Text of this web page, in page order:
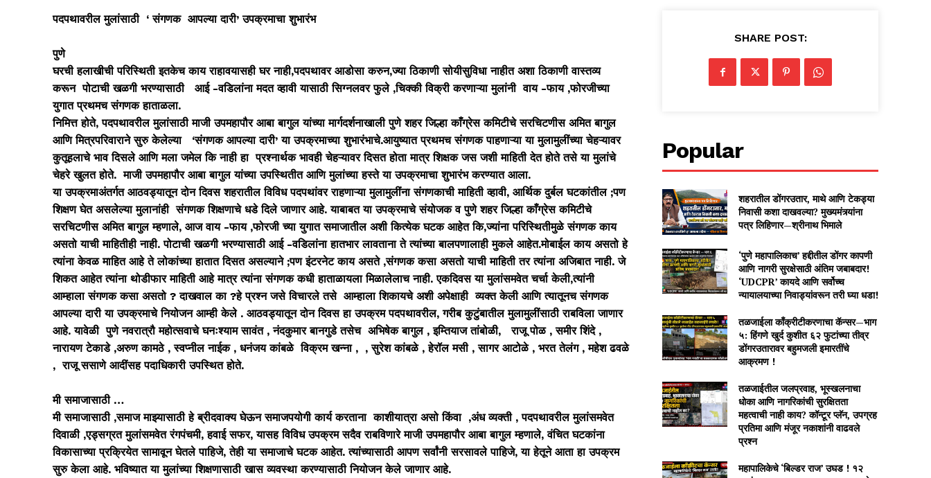
पदपथावरील मुलांसाठी ‘ संगणक आपल्या दारी’ उपक्रमाचा शुभारंभ
पुणे
घरची हलाखीची परिस्थिती इतकेच काय राहावयासही घर नाही,पदपथावर आडोसा करुन,ज्या ठिकाणी सोयीसुविधा नाहीत अशा ठिकाणी वास्तव्य
करून पोटाची खळगी भरण्यासाठी आई -वडिलांना मदत व्हावी यासाठी सिग्नलवर फुले ,चिक्की विक्री करणाऱ्या मुलांनी वाय -फाय ,फोरजीच्या
युगात प्रथमच संगणक हाताळला.
निमित्त होते, पदपथावरील मुलांसाठी माजी उपमहापौर आबा बागुल यांच्या मार्गदर्शनाखाली पुणे शहर जिल्हा काँग्रेस कमिटीचे सरचिटणीस अमित बागुल
आणि मित्रपरिवाराने सुरु केलेल्या ‘संगणक आपल्या दारी’ या उपक्रमाच्या शुभारंभाचे.आयुष्यात प्रथमच संगणक पाहणाऱ्या या मुलामुलींच्या चेहऱ्यावर
कुतूहलाचे भाव दिसले आणि मला जमेल कि नाही हा प्रश्नार्थक भावही चेहऱ्यावर दिसत होता मात्र शिक्षक जस जशी माहिती देत होते तसे या मुलांचे
चेहरे खुलत होते. माजी उपमहापौर आबा बागुल यांच्या उपस्थितीत आणि मुलांच्या हस्ते या उपक्रमाचा शुभारंभ करण्यात आला.
या उपक्रमाअंतर्गत आठवड्यातून दोन दिवस शहरातील विविध पदपथांवर राहणाऱ्या मुलामुलींना संगणकाची माहिती व्हावी, आर्थिक दुर्बल घटकांतील ;पण
शिक्षण घेत असलेल्या मुलानांही संगणक शिक्षणाचे धडे दिले जाणार आहे. याबाबत या उपक्रमाचे संयोजक व पुणे शहर जिल्हा काँग्रेस कमिटीचे
सरचिटणीस अमित बागुल म्हणाले, आज वाय -फाय ,फोरजी च्या युगात समाजातील अशी कित्येक घटक आहेत कि,ज्यांना परिस्थितीमुळे संगणक काय
असतो याची माहितीही नाही. पोटाची खळगी भरण्यासाठी आई -वडिलांना हातभार लावताना ते त्यांच्या बालपणालाही मुकले आहेत.मोबाईल काय असतो हे
त्यांना केवळ माहित आहे ते लोकांच्या हातात दिसत असल्याने ;पण इंटरनेट काय असते ,संगणक कसा असतो याची माहिती तर त्यांना अजिबात नाही. जे
शिकत आहेत त्यांना थोडीफार माहिती आहे मात्र त्यांना संगणक कधी हाताळायला मिळालेलाच नाही. एकदिवस या मुलांसमवेत चर्चा केली,त्यांनी
आम्हाला संगणक कसा असतो ? दाखवाल का ?हे प्रश्न जसे विचारले तसे आम्हाला शिकायचे अशी अपेक्षाही व्यक्त केली आणि त्यातूनच संगणक
आपल्या दारी या उपक्रमाचे नियोजन आम्ही केले . आठवड्यातून दोन दिवस हा उपक्रम पदपथावरील, गरीब कुटुंबातील मुलामुलींसाठी राबविला जाणार
आहे. यावेळी पुणे नवरात्रौ महोत्सवाचे घनःश्याम सावंत , नंदकुमार बानगुडे तसेच अभिषेक बागुल , इम्तियाज तांबोळी, राजू पोळ , समीर शिंदे ,
नारायण टेकाडे ,अरुण कामठे , स्वप्नील नाईक , धनंजय कांबळे विक्रम खन्ना , , सुरेश कांबळे , हेरॉल मसी , सागर आटोळे , भरत तेलंग , महेश ढवळे
, राजू ससाणे आदींसह पदाधिकारी उपस्थित होते.
मी समाजासाठी …
मी समाजासाठी ,समाज माझ्यासाठी हे ब्रीदवाक्य घेऊनसमाजपयोगी कार्य करताना काशीयात्रा असो किंवा ,अंध व्यक्ती , पदपथावरील मुलांसमवेत
दिवाळी ,एड्सग्रत मुलांसमवेत रंगपंचमी, हवाई सफर, यासह विविध उपक्रम सदैव राबविणारे माजी उपमहापौर आबा बागुल म्हणाले, वंचित घटकांना
विकासाच्या प्रक्रियेत सामावून घेतले पाहिजे, तेही या समाजाचे घटक आहेत. त्यांच्यासाठी आपण सर्वांनी सरसावले पाहिजे, या हेतूने आता हा उपक्रम
सुरु केला आहे. भविष्यात या मुलांच्या शिक्षणासाठी खास व्यवस्था करण्यासाठी नियोजन केले जाणार आहे.
SHARE POST:
Popular
शहरातील डोंगरउतार, माथे आणि टेकड्या
निवासी कशा दाखवल्या? मुख्यमंत्र्यांना
पत्र लिहिणार—श्रीनाथ भिमाले
‘पुणे महापालिकाच’ हद्दीतील डोंगर कापणी
आणि नागरी सुरक्षेसाठी अंतिम जबाबदार!
‘UDCPR’ कायदे आणि सर्वोच्च
न्यायालयाच्या निवाड्यांवरून तरी घ्या धडा!
तळजाईला काँक्रीटीकरणाचा कॅन्सर—भाग
५: हिंगणे खुर्द कुशीत ६२ फुटांच्या तीव्र
डोंगरउतारावर बहुमजली इमारतींचे
आक्रमण !
तळजाईतील जलप्रवाह, भूस्खलनाचा
धोका आणि नागरिकांची सुरक्षितता
महत्वाची नाही काय? कॉन्टूर प्लॅन, उपग्रह
प्रतिमा आणि मंजूर नकाशांनी वाढवले
प्रश्न
महापालिकेचे ‘बिल्डर राज’ उघड ! १२